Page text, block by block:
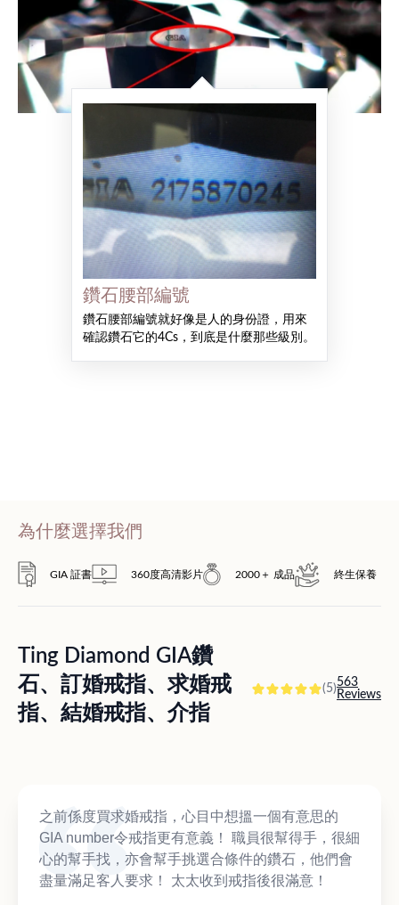
鑽石腰部編號
鑽石腰部編號就好像是人的身份證，用來
確認鑽石它的4Cs，到底是什麼那些級別。
為什麼選擇我們
GIA 証書 360度高清影片 2000＋ 成品 終生保養
Ting Diamond GIA鑽
石、訂婚戒指、求婚戒
指、結婚戒指、介指
(5)563
Reviews
之前係度買求婚戒指，心目中想搵一個有意思的
GIA number令戒指更有意義！ 職員很幫得手，很細
心的幫手找，亦會幫手挑選合條件的鑽石，他們會
盡量滿足客人要求！ 太太收到戒指後很滿意！